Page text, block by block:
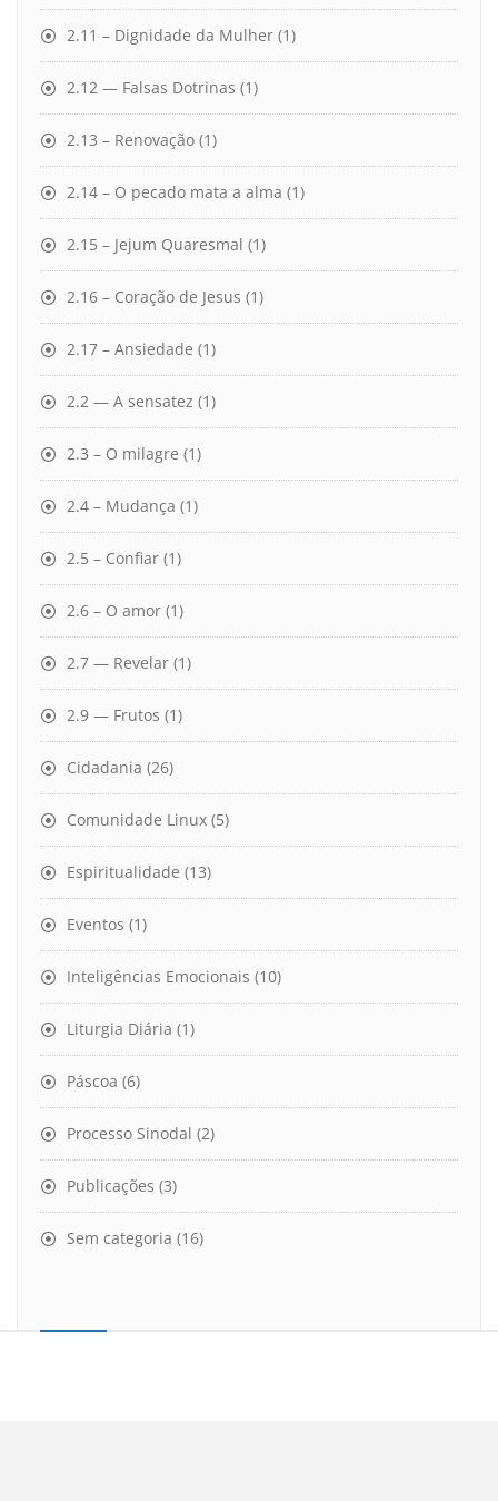
2.11 – Dignidade da Mulher (1)
2.12 — Falsas Dotrinas (1)
2.13 – Renovação (1)
2.14 – O pecado mata a alma (1)
2.15 – Jejum Quaresmal (1)
2.16 – Coração de Jesus (1)
2.17 – Ansiedade (1)
2.2 — A sensatez (1)
2.3 – O milagre (1)
2.4 – Mudança (1)
2.5 – Confiar (1)
2.6 – O amor (1)
2.7 — Revelar (1)
2.9 — Frutos (1)
Cidadania (26)
Comunidade Linux (5)
Espiritualidade (13)
Eventos (1)
Inteligências Emocionais (10)
Liturgia Diária (1)
Páscoa (6)
Processo Sinodal (2)
Publicações (3)
Sem categoria (16)